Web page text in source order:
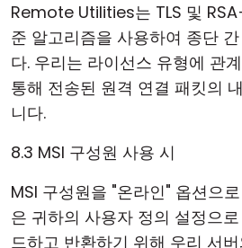
Remote Utilities는 TLS 및
준 알고리즘을 사용하여 종단
다. 우리는 라이선스 유형에 관
통해 전송된 원격 연결 패킷의
니다.
8.3 MSI 구성원 사용 시
MSI 구성원을 "온라인" 옵션으
은 귀하의 사용자 정의 설정으
드하고 반환하기 위해 우리 서